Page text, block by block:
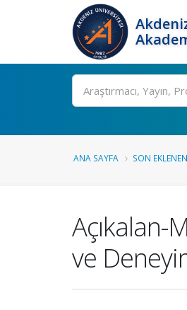
Ara
ANA SAYFA SON
Açıkalan-
ve